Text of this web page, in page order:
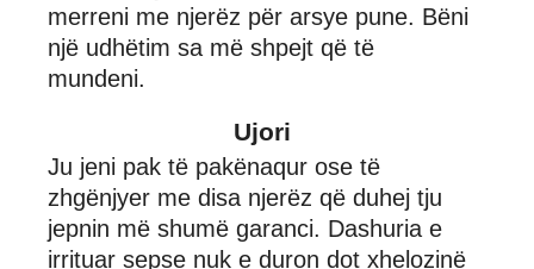
merreni me njerëz për arsye pune. Bëni
një udhëtim sa më shpejt që të
mundeni.
Ujori
Ju jeni pak të pakënaqur ose të
zhgënjyer me disa njerëz që duhej tju
jepnin më shumë garanci. Dashuria e
irrituar sepse nuk e duron dot xhelozinë